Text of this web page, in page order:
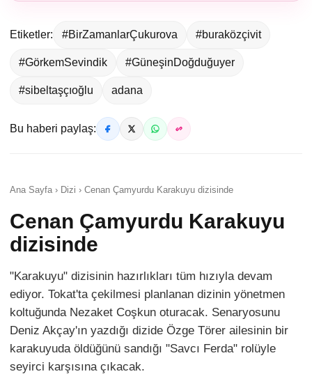
Etiketler: #BirZamanlarÇukurova #buraközçivit
#GörkemSevindik #GüneşinDoğduğuyer
#sibeltaşçıoğlu adana
Bu haberi paylaş:
Ana Sayfa › Dizi › Cenan Çamyurdu Karakuyu dizisinde
Cenan Çamyurdu Karakuyu
dizisinde
"Karakuyu" dizisinin hazırlıkları tüm hızıyla devam
ediyor. Tokat'ta çekilmesi planlanan dizinin yönetmen
koltuğunda Nezaket Coşkun oturacak. Senaryosunu
Deniz Akçay'ın yazdığı dizide Özge Törer ailesinin bir
karakuyuda öldüğünü sandığı "Savcı Ferda" rolüyle
seyirci karşısına çıkacak.